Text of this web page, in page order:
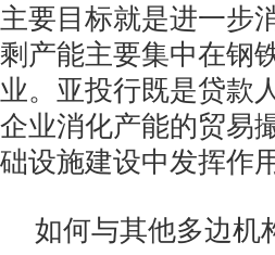
主要目标就是进一步
剩产能主要集中在钢
业。亚投行既是贷款
企业消化产能的贸易
础设施建设中发挥作用
如何与其他多边机